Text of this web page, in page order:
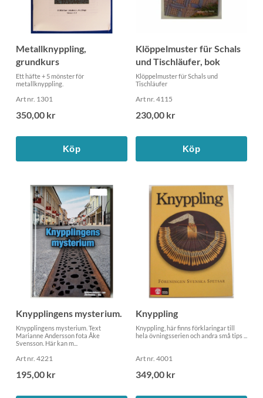
Metallknyppling,
grundkurs
Ett häfte + 5 mönster för
metallknyppling.
Art nr. 1301
350,00 kr
Köp
Klöppelmuster für Schals
und Tischläufer, bok
Klöppelmuster für Schals und
Tischläufer
Art nr. 4115
230,00 kr
Köp
Knypplingens mysterium.
Knypplingens mysterium. Text
Marianne Andersson fota Åke
Svensson. Här kan m...
Art nr. 4221
195,00 kr
Knyppling
Knyppling, här finns förklaringar till
hela övningsserien och andra små tips ...
Art nr. 4001
349,00 kr